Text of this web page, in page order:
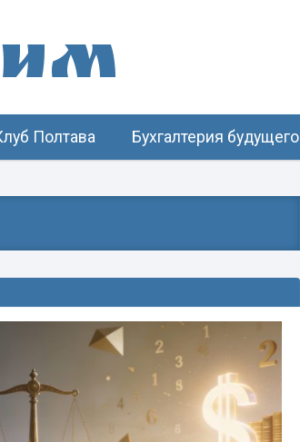
Полтава Бухгалтерия будущего